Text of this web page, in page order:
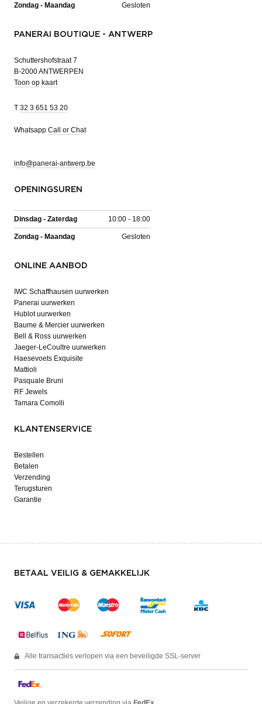
Zondag - Maandag Gesloten
PANERAI BOUTIQUE - ANTWERP
Schuttershofstraat 7
B-2000 ANTWERPEN
Toon op kaart
T 32 3 651 53 20
Whatsapp Call or Chat
info@panerai-antwerp.be
OPENINGSUREN
Dinsdag - Zaterdag 10:00 - 18:00
Zondag - Maandag Gesloten
ONLINE AANBOD
IWC Schaffhausen uurwerken
Panerai uurwerken
Hublot uurwerken
Baume & Mercier uurwerken
Bell & Ross uurwerken
Jaeger-LeCoultre uurwerken
Haesevoets Exquisite
Mattioli
Pasquale Bruni
RF Jewels
Tamara Comolli
KLANTENSERVICE
Bestellen
Betalen
Verzending
Terugsturen
Garantie
BETAAL VEILIG & GEMAKKELIJK
Alle transacties verlopen via een beveiligde SSL-server